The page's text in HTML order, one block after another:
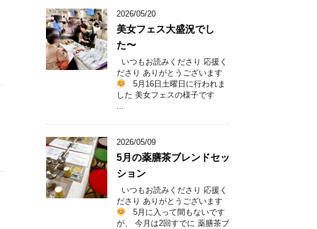
2026/05/20
美女フェス大盛況でし
た〜
いつもお読みくださり 応援く
ださり ありがとうございます
5月16日土曜日に行われま
した 美女フェスの様子です
...
2026/05/09
5月の薬膳茶ブレンドセッ
ション
いつもお読みくださり 応援く
ださり ありがとうございます
5月に入って間もないです
が、 今月は2回すでに 薬膳茶ブ